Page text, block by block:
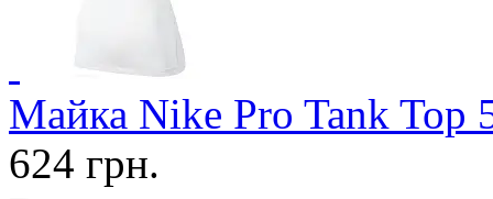
Майка Nike Pro Tank
624 грн.